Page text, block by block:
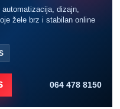
dizajn,
žele brz i stabilan online
064 478 8150